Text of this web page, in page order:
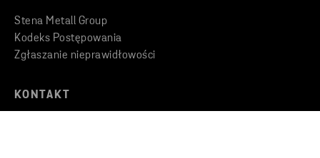
Stena Metall Group
Kodeks Postępowania
Zgłaszanie nieprawidłowości
KONTAKT